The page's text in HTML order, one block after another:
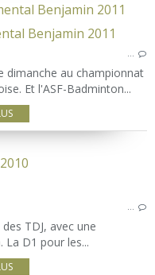
Benjamin 2011
…
dimanche au championnat
Et l'ASF-Badminton...
…
TDJ, avec une
La D1 pour les...